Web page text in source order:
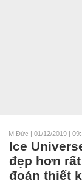
M.Đức | 01/12/2019 |
Ice
đẹp hơn
đoán thiết